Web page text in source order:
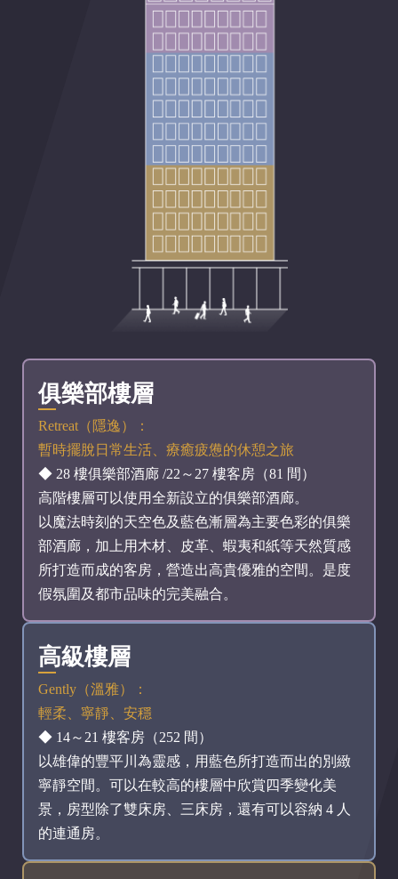
俱樂部樓層
Retreat（隱逸）：
暫時擺脫日常生活、療癒疲憊的休憩之旅
◆ 28 樓俱樂部酒廊 /22～27 樓客房（81 間）
高階樓層可以使用全新設立的俱樂部酒廊。
以魔法時刻的天空色及藍色漸層為主要色彩的俱樂
部酒廊，加上用木材、皮革、蝦夷和紙等天然質感
所打造而成的客房，營造出高貴優雅的空間。是度
假氛圍及都市品味的完美融合。
高級樓層
Gently（溫雅）：
輕柔、寧靜、安穩
◆ 14～21 樓客房（252 間）
以雄偉的豐平川為靈感，用藍色所打造而出的別緻
寧靜空間。可以在較高的樓層中欣賞四季變化美
景，房型除了雙床房、三床房，還有可以容納 4 人
的連通房。